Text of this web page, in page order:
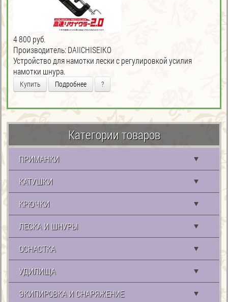
4 800 руб.
Производитель:DAIICHISEIKO
Устройство для намотки лески с регулировкой усилия
намотки шнура.
Купить Подробнее ?
Категории товаров
ПРИМАНКИ
КАТУШКИ
КРЮЧКИ
ЛЕСКА И ШНУРЫ
ОСНАСТКА
УДИЛИЩА
ЭКИПИРОВКА И СНАРЯЖЕНИЕ